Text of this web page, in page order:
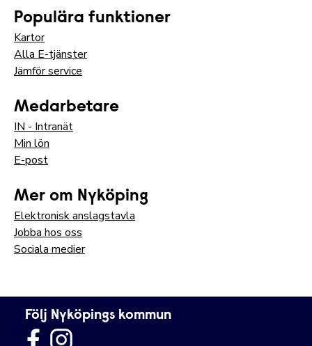
Populära funktioner
Kartor
Alla E-tjänster
Jämför service
Medarbetare
IN - Intranät
Min lön
E-post
Mer om Nyköping
Elektronisk anslagstavla
Jobba hos oss
Sociala medier
Följ Nyköpings kommun